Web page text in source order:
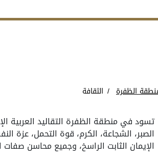
الظفرة الثقافة
تسود في منطقة الظفرة التقاليد العربية
الصبر، الشجاعة، الكرم، قوة التحمل، عزة
الإيمان الثابت الراسخ، وجميع محاسن صفات